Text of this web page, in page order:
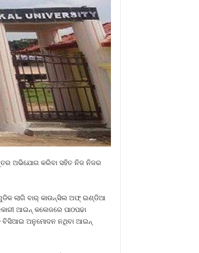
ଅଭିଯୋଗ କରିବା ସହିତ ନିଜ ନିଜର
ଲାଗି ବାର୍‍ କାଉନ୍‍ସିଲ ଅଫ୍‍ ଇଣ୍ଡିଆ
ଆଇନ୍‍ କଲେଜରେ ପାଠପଢା
ବିସିଆଇ ଅନୁମୋଦନ ନଥିବା ଆଇନ୍‍